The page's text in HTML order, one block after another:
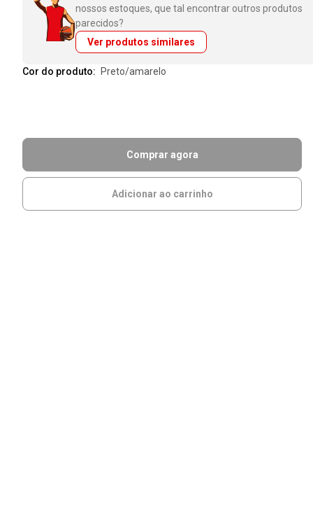
nossos estoques, que tal encontrar outros produtos
parecidos?
Ver produtos similares
Cor do produto: preto/amarelo
Comprar agora
Adicionar ao carrinho